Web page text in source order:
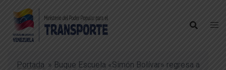
Portada » Buque Escuela «Simón Bolívar» regresa a